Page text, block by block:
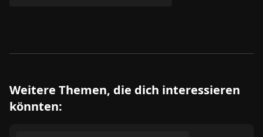
Weitere Themen, die dich interessieren
könnten: